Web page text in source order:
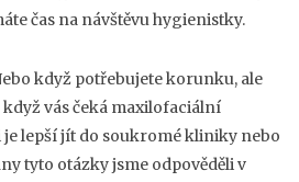
čas na návštěvu hygienistky.
když potřebujete korunku, ale
když vás čeká maxilofaciální
lepší jít do soukromé kliniky nebo
tyto otázky jsme odpověděli v